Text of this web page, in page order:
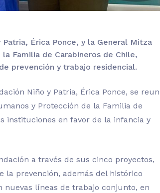
Érica Ponce, y la General Mitza
Familia de Carabineros de Chile,
prevención y trabajo residencial.
Niño y Patria, Érica Ponce, se
y Protección de la Familia de
instituciones en favor de la infancia y
a través de sus cinco proyectos,
la prevención, además del histórico
líneas de trabajo conjunto, en